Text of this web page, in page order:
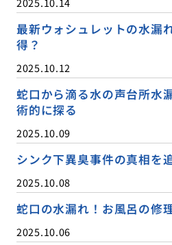
最新ウォシュレットの水漏
得？
2025.10.12
蛇口から滴る水の声台所水
術的に探る
2025.10.09
シンク下異臭事件の真相を
2025.10.08
蛇口の水漏れ！お風呂の修
2025.10.06